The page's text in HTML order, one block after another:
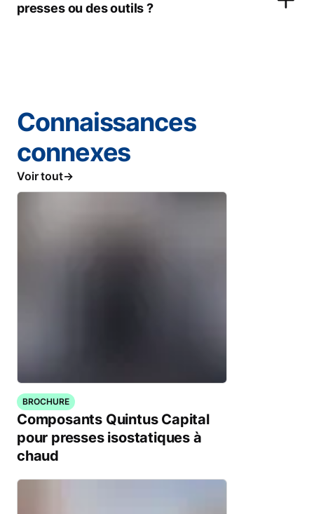
presses ou des outils ?
Connaissances
connexes
Voir tout
BROCHURE
Composants Quintus Capital
pour presses isostatiques à
chaud